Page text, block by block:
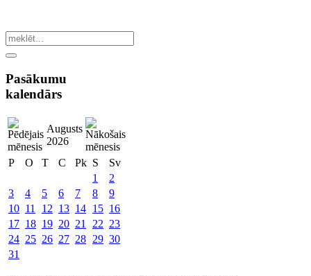
Pasākumu
kalendārs
Augusts
2026
P
O T C Pk S
Sv
1
2
3
4 5 6 7 8
9
10 11 12 13 14 15 16
17 18 19 20 21 22 23
24 25 26 27 28 29 30
31